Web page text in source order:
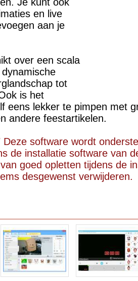
en live
aan je
over een scala
tot
is het
eens lekker te pimpen met
andere feestartikelen.
Deze software wordt
de installatie software van
goed opletten tijdens de
desgewenst verwijderen.